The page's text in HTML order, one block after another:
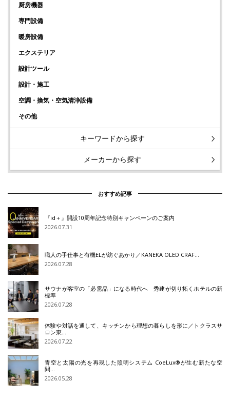
厨房機器
専門設備
暖房設備
エクステリア
設計ツール
設計・施工
空調・換気・空気清浄設備
その他
キーワードから探す
メーカーから探す
おすすめ記事
『id＋』開設10周年記念特別キャンペーンのご案内
2026.07.31
職人の手仕事と有機ELが紡ぐあかり／KANEKA OLED CRAF…
2026.07.28
サウナが客室の「必需品」になる時代へ 秀建が切り拓くホテルの新
標準
2026.07.28
体験や対話を通して、キッチンから理想の暮らしを形に／トクラスサ
ロン東…
2026.07.22
青空と太陽の光を再現した照明システム CoeLux®が生む新たな空
間…
2026.05.28